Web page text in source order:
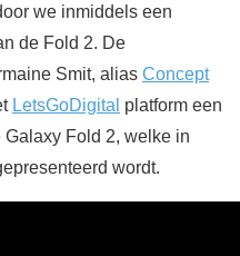
we inmiddels een
de Fold 2. De
Smit, alias Concept
LetsGoDigital platform een
Fold 2, welke in
wordt.